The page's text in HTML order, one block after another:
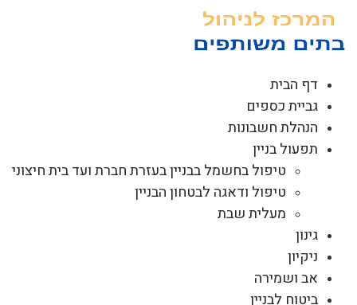
דף הבית
גביית כספים
הנהלת חשבונות
תפעול בניין
טיפול בחשמל בבניין בעזרת חברת ועד בית חיצוני
טיפול ודאגה לבטחון הבניין
מעלית שבת
גינון
ניקיון
אב ושמירה
ביטוח לבניין